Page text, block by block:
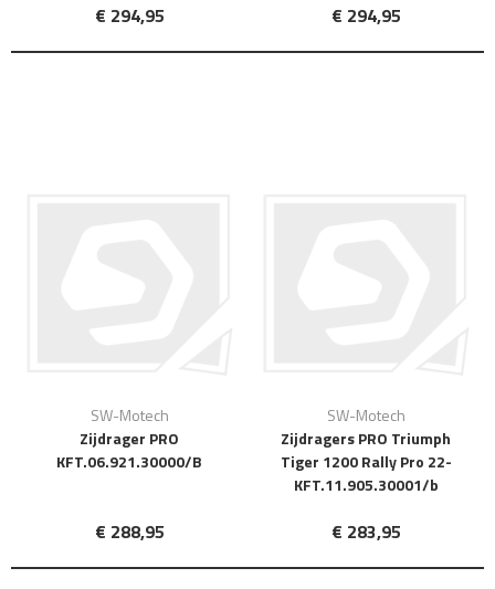
€ 294,95 € 294,95
SW-Motech
Zijdrager PRO
KFT.06.921.30000/B
€ 288,95
SW-Motech
Zijdragers PRO Triumph
Tiger 1200 Rally Pro 22-
KFT.11.905.30001/b
€ 283,95